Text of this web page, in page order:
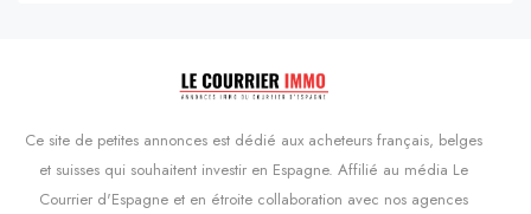
Ce site de petites annonces est dédié aux acheteurs français, belges
et suisses qui souhaitent investir en Espagne. Affilié au média Le
Courrier d'Espagne et en étroite collaboration avec nos agences